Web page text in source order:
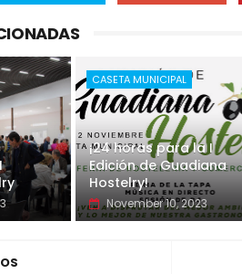
CASETA MUNICIPAL
¡24 horas para la I
Edición de Guadiana
Hostelry!
November 10, 2023